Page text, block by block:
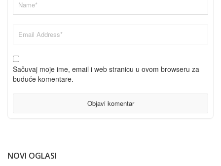
Sačuvaj moje ime, email i web stranicu u ovom browseru za
buduće komentare.
NOVI OGLASI